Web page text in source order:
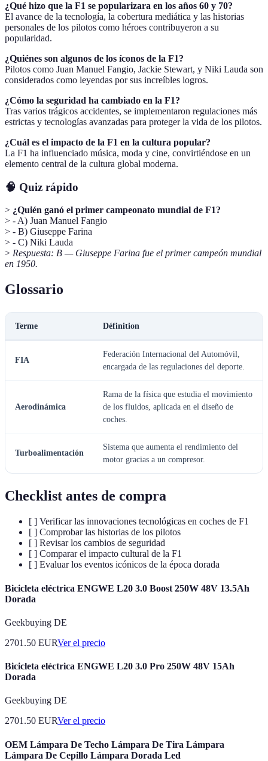
¿Qué hizo que la F1 se popularizara en los años 60 y 70?
El avance de la tecnología, la cobertura mediática y las historias
personales de los pilotos como héroes contribuyeron a su
popularidad.
¿Quiénes son algunos de los íconos de la F1?
Pilotos como Juan Manuel Fangio, Jackie Stewart, y Niki Lauda son
considerados como leyendas por sus increíbles logros.
¿Cómo la seguridad ha cambiado en la F1?
Tras varios trágicos accidentes, se implementaron regulaciones más
estrictas y tecnologías avanzadas para proteger la vida de los pilotos.
¿Cuál es el impacto de la F1 en la cultura popular?
La F1 ha influenciado música, moda y cine, convirtiéndose en un
elemento central de la cultura global moderna.
🧠 Quiz rápido
> ¿Quién ganó el primer campeonato mundial de F1?
> - A) Juan Manuel Fangio
> - B) Giuseppe Farina
> - C) Niki Lauda
> Respuesta: B — Giuseppe Farina fue el primer campeón mundial
en 1950.
Glossario
Terme Définition
FIA
Federación Internacional del Automóvil,
encargada de las regulaciones del deporte.
Aerodinámica
Rama de la física que estudia el movimiento
de los fluidos, aplicada en el diseño de
coches.
Turboalimentación
Sistema que aumenta el rendimiento del
motor gracias a un compresor.
Checklist antes de compra
[ ] Verificar las innovaciones tecnológicas en coches de F1
[ ] Comprobar las historias de los pilotos
[ ] Revisar los cambios de seguridad
[ ] Comparar el impacto cultural de la F1
[ ] Evaluar los eventos icónicos de la época dorada
Bicicleta eléctrica ENGWE L20 3.0 Boost 250W 48V 13.5Ah
Dorada
Geekbuying DE
2701.50 EURVer el precio
Bicicleta eléctrica ENGWE L20 3.0 Pro 250W 48V 15Ah
Dorada
Geekbuying DE
2701.50 EURVer el precio
OEM Lámpara De Techo Lámpara De Tira Lámpara
Lámpara De Cepillo Lámpara Dorada Led